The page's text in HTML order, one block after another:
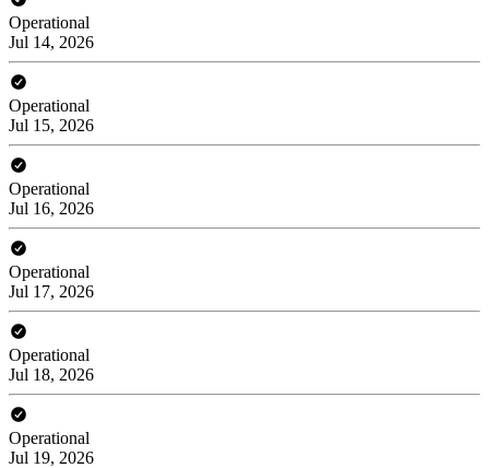
Operational
Jul 14, 2026
Operational
Jul 15, 2026
Operational
Jul 16, 2026
Operational
Jul 17, 2026
Operational
Jul 18, 2026
Operational
Jul 19, 2026